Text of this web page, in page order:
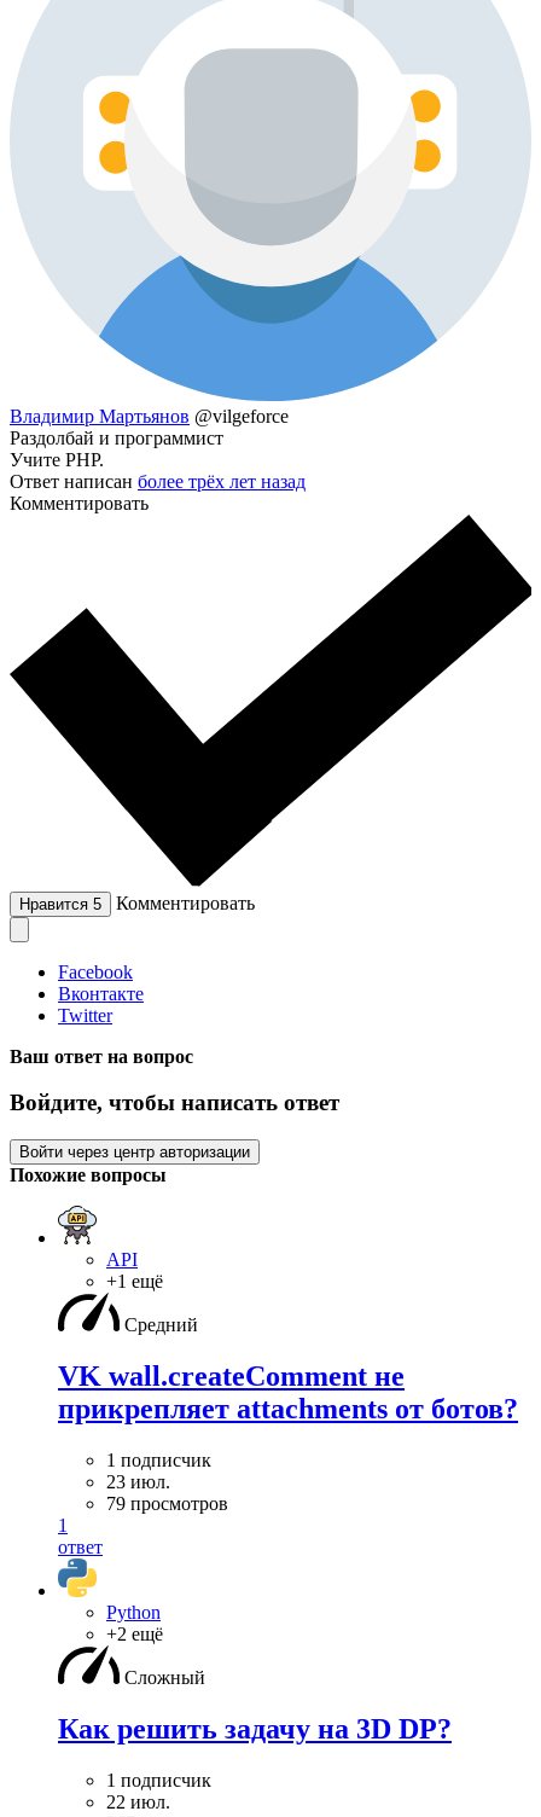
Владимир Мартьянов @vilgeforce
Раздолбай и программист
Учите PHP.
Ответ написан более трёх лет назад
Комментировать
Нравится 5 Комментировать
Facebook
Вконтакте
Twitter
Ваш ответ на вопрос
Войдите, чтобы написать ответ
Войти через центр авторизации
Похожие вопросы
API
+1 ещё
Средний
VK wall.createComment не
прикрепляет attachments от ботов?
1 подписчик
23 июл.
79 просмотров
1
ответ
Python
+2 ещё
Сложный
Как решить задачу на 3D DP?
1 подписчик
22 июл.